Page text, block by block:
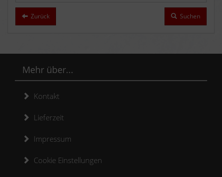
Zurück Suchen
Mehr über...
Kontakt
Lieferzeit
Impressum
Cookie Einstellungen